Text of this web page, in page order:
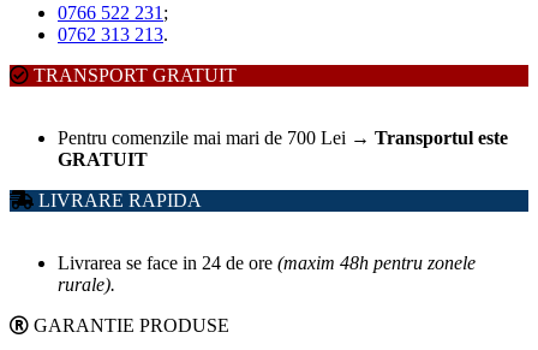
0766 522 231 ;
0762 313 213.
TRANSPORT GRATUIT
Pentru comenzile mai mari de 700 Lei → Transportul este
GRATUIT
LIVRARE RAPIDA
Livrarea se face in 24 de ore (maxim 48h pentru zonele
rurale).
GARANTIE PRODUSE